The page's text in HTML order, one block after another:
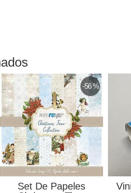
-56 %
Set De Papeles